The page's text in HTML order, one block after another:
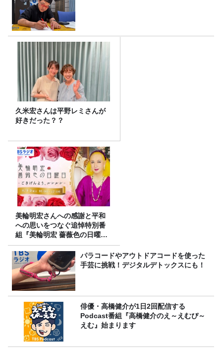
久米宏さんは平野レミさんが
好きだった？？
美輪明宏さんへの感謝と平和
への思いをつなぐ追悼特別番
組『美輪明宏 薔薇色の日曜日
～ごきげんよう、ルンルン
～』8/9（日）16時放送パラコードやアウトドアコードを使った
手芸に挑戦！デジタルデトックスにも！
俳優・高橋健介が1日2回配信する
Podcast番組『高橋健介のえ～えむぴ～
えむ』始まります